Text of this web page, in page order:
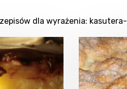
dla wyrażenia: